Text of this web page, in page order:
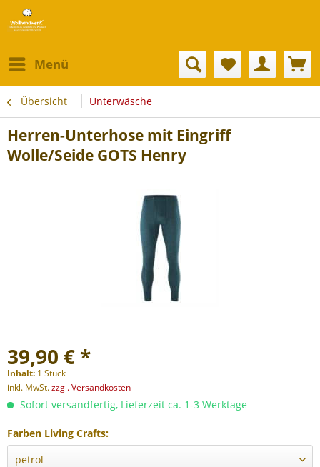
Menü
Übersicht Unterwäsche
Herren-Unterhose mit Eingriff
Wolle/Seide GOTS Henry
39,90 € *
Inhalt: 1 Stück
inkl. MwSt.zzgl. Versandkosten
Sofort versandfertig, Lieferzeit ca. 1-3 Werktage
Farben Living Crafts: